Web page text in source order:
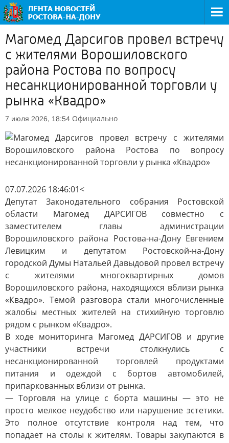
Магомед Дарсигов провел встречу
с жителями Ворошиловского
района Ростова по вопросу
несанкционированной торговли у
рынка «Квадро»
7 июля 2026, 18:54 Официально
07.07.2026 18:46:01<
Депутат Законодательного собрания Ростовской
области Магомед ДАРСИГОВ совместно с
заместителем главы администрации
Ворошиловского района Ростова-на-Дону Евгением
Левицким и депутатом Ростовской-на-Дону
городской Думы Натальей Давыдовой провел встречу
с жителями многоквартирных домов
Ворошиловского района, находящихся вблизи рынка
«Квадро». Темой разговора стали многочисленные
жалобы местных жителей на стихийную торговлю
рядом с рынком «Квадро».
В ходе мониторинга Магомед ДАРСИГОВ и другие
участники встречи столкнулись с
несанкционированной торговлей продуктами
питания и одеждой с бортов автомобилей,
припаркованных вблизи от рынка.
— Торговля на улице с борта машины — это не
просто мелкое неудобство или нарушение эстетики.
Это полное отсутствие контроля над тем, что
попадает на столы к жителям. Товары закупаются в